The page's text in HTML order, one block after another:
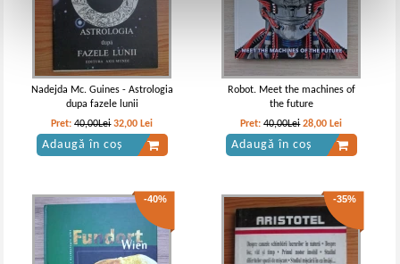
Nadejda Mc. Guines - Astrologia
dupa fazele lunii
Pret:40,00Lei 32,00 Lei
Adaugă în coș
Robot. Meet the machines of
the future
Pret:40,00Lei 28,00 Lei
Adaugă în coș
-40% -35%